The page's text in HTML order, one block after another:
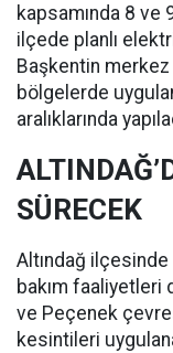
kapsamında 8 ve
ilçede planlı
Başkentin
bölgelerde
aralıklarında
SÜRECEK
Altındağ ilçesinde
bakım faaliyetleri
ve Peçenek
kesintileri